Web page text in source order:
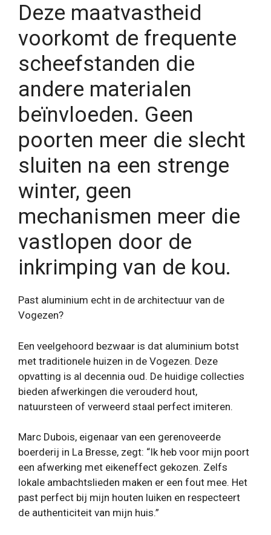
Deze maatvastheid
voorkomt de frequente
scheefstanden die
andere materialen
beïnvloeden. Geen
poorten meer die slecht
sluiten na een strenge
winter, geen
mechanismen meer die
vastlopen door de
inkrimping van de kou.
Past aluminium echt in de architectuur van de
Vogezen?
Een veelgehoord bezwaar is dat aluminium botst
met traditionele huizen in de Vogezen. Deze
opvatting is al decennia oud. De huidige collecties
bieden afwerkingen die verouderd hout,
natuursteen of verweerd staal perfect imiteren.
Marc Dubois, eigenaar van een gerenoveerde
boerderij in La Bresse, zegt: “Ik heb voor mijn poort
een afwerking met eikeneffect gekozen. Zelfs
lokale ambachtslieden maken er een fout mee. Het
past perfect bij mijn houten luiken en respecteert
de authenticiteit van mijn huis.”